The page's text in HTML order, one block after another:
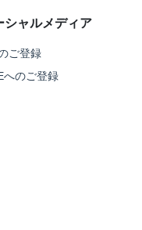
シャルメディア
ご登録
へのご登録